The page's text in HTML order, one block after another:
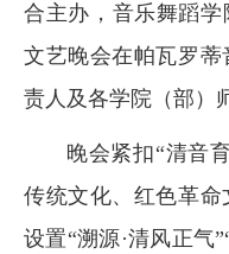
合主办，音乐舞蹈学
文艺晚会在帕瓦罗
责人及各学院（部）
晚会紧扣“清音
传统文化、红色革命
设置“溯源·清风正气